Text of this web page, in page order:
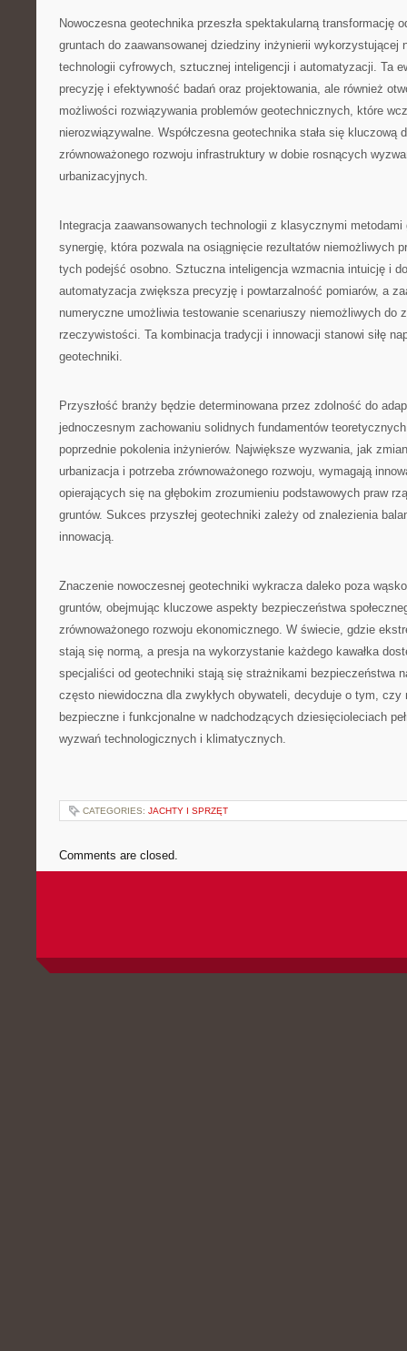
Nowoczesna geotechnika przeszła spektakularną transformację
gruntach do zaawansowanej dziedziny inżynierii wykorzystującej
technologii cyfrowych, sztucznej inteligencji i automatyzacji. Ta
precyzję i efektywność badań oraz projektowania, ale również
możliwości rozwiązywania problemów geotechnicznych, które
nierozwiązywalne. Współczesna geotechnika stała się kluczową
zrównoważonego rozwoju infrastruktury w dobie rosnących
urbanizacyjnych.
Integracja zaawansowanych technologii z klasycznymi
synergię, która pozwala na osiągnięcie rezultatów niemożliwych
tych podejść osobno. Sztuczna inteligencja wzmacnia intuicję i
automatyzacja zwiększa precyzję i powtarzalność pomiarów, a
numeryczne umożliwia testowanie scenariuszy niemożliwych do
rzeczywistości. Ta kombinacja tradycji i innowacji stanowi siłę
geotechniki.
Przyszłość branży będzie determinowana przez zdolność do
jednoczesnym zachowaniu solidnych fundamentów
poprzednie pokolenia inżynierów. Największe wyzwania, jak
urbanizacja i potrzeba zrównoważonego rozwoju, wymagają
opierających się na głębokim zrozumieniu podstawowych praw
gruntów. Sukces przyszłej geotechniki zależy od znalezienia
innowacją.
Znaczenie nowoczesnej geotechniki wykracza daleko poza
gruntów, obejmując kluczowe aspekty bezpieczeństwa
zrównoważonego rozwoju ekonomicznego. W świecie, gdzie
stają się normą, a presja na wykorzystanie każdego kawałka
specjaliści od geotechniki stają się strażnikami bezpieczeństwa
często niewidoczna dla zwykłych obywateli, decyduje o tym, czy
bezpieczne i funkcjonalne w nadchodzących dziesięcioleciach
wyzwań technologicznych i klimatycznych.
CATEGORIES: JACHTY I SPRZĘT
Comments are closed.